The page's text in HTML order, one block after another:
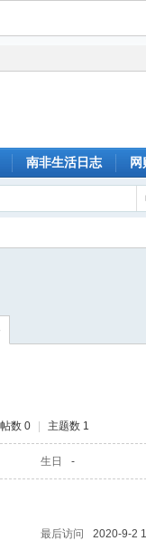
南非生活日志 网
数 0 主题数 1
生日 -
最后访问
2020-9-2